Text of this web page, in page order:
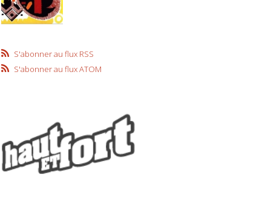
S'abonner au flux RSS
S'abonner au flux ATOM